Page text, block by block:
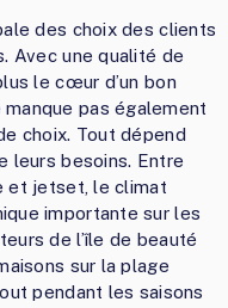
des choix des clients
Avec une qualité de
le cœur d’un bon
manque pas également
choix. Tout dépend
leurs besoins. Entre
et jetset, le climat
importante sur les
de l’île de beauté
sur la plage
pendant les saisons